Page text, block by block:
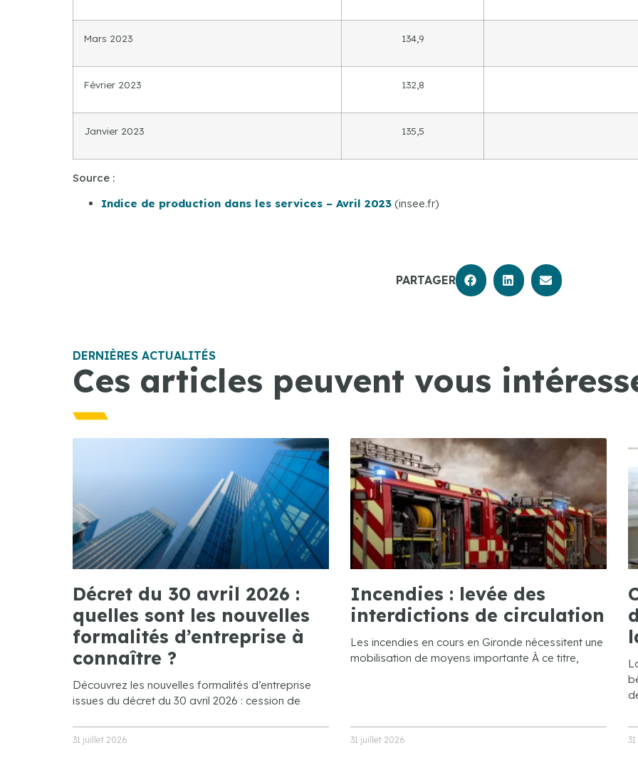
Mars 2023 134,9
Février 2023 132,8
Janvier 2023 135,5
Source :
Indice de production dans les services – Avril 2023 (insee.fr)
PARTAGER
DERNIÈRES ACTUALITÉS
Ces articles peuvent vous
Décret du 30 avril 2026 :
quelles sont les nouvelles
formalités d’entreprise à
connaître ?
Découvrez les nouvelles formalités d’entreprise
issues du décret du 30 avril 2026 : cession de
31 juillet 2026
Incendies : levée des
interdictions de circulation
Les incendies en cours en Gironde nécessitent une
mobilisation de moyens importante À ce titre,
31 juillet 2026